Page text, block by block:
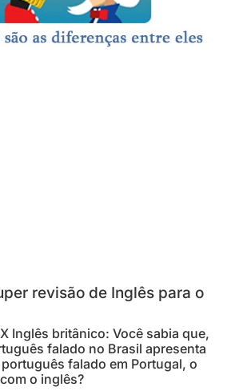
revisão de Inglês para o
Inglês britânico: Você sabia que,
falado no Brasil apresenta
falado em Portugal, o
o inglês?